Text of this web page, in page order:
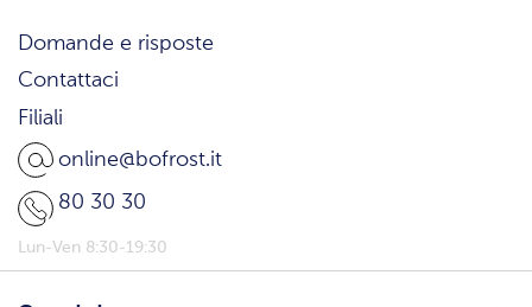
Domande e risposte
Contattaci
Filiali
online@bofrost.it
80 30 30
Lun-Ven 8:30-19:30